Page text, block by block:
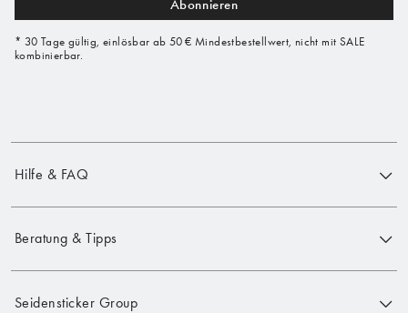
Abonnieren
* 30 Tage gültig, einlösbar ab 50 € Mindestbestellwert, nicht mit SALE
kombinierbar.
Hilfe & FAQ
Beratung & Tipps
Seidensticker Group